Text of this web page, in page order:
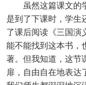
虽然这篇课文的
是到了下课时，学生
了课后阅读《三国演
能不能找到这本书，
著。但我知道，这节
扉，自由自在地表达